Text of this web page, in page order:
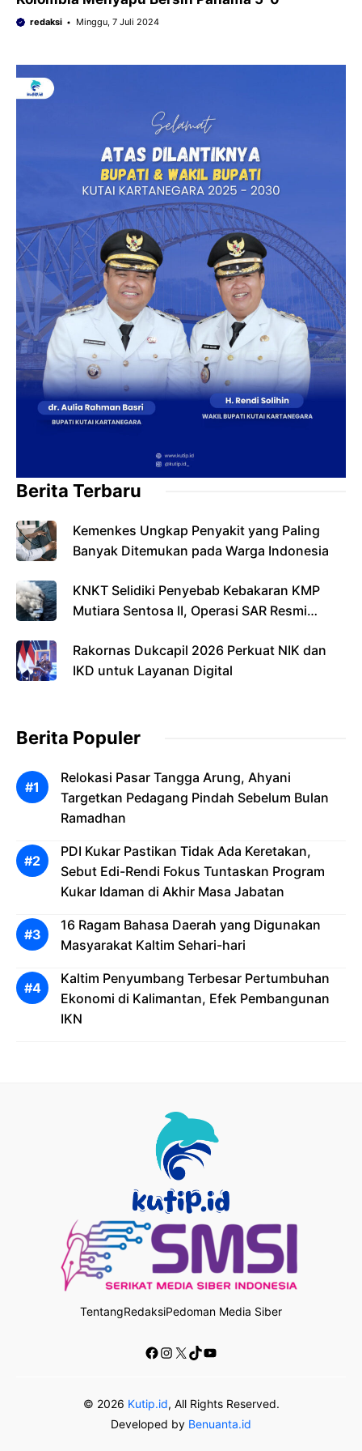
redaksi Minggu, 7 Juli 2024
Berita Terbaru
Kemenkes Ungkap Penyakit yang Paling
Banyak Ditemukan pada Warga Indonesia
KNKT Selidiki Penyebab Kebakaran KMP
Mutiara Sentosa II, Operasi SAR Resmi
Rakornas Dukcapil 2026 Perkuat NIK dan
IKD untuk Layanan Digital
Berita Populer
Relokasi Pasar Tangga Arung, Ahyani
Targetkan Pedagang Pindah Sebelum Bulan
Ramadhan
PDI Kukar Pastikan Tidak Ada Keretakan,
Sebut Edi-Rendi Fokus Tuntaskan Program
Kukar Idaman di Akhir Masa Jabatan
16 Ragam Bahasa Daerah yang Digunakan
Masyarakat Kaltim Sehari-hari
Kaltim Penyumbang Terbesar Pertumbuhan
Ekonomi di Kalimantan, Efek Pembangunan
IKN
TentangRedaksiPedoman Media Siber
Facebook
Instagram
X TikTok
YouTube
© 2026 Kutip.id, All Rights Reserved.
Developed by Benuanta.id